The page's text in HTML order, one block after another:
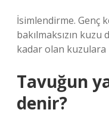
İsimlendirme. Genç
bakılmaksızın kuzu
kadar olan kuzulara
Tavuğun
denir?